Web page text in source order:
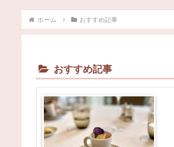
ホーム おすすめ記事
おすすめ記事